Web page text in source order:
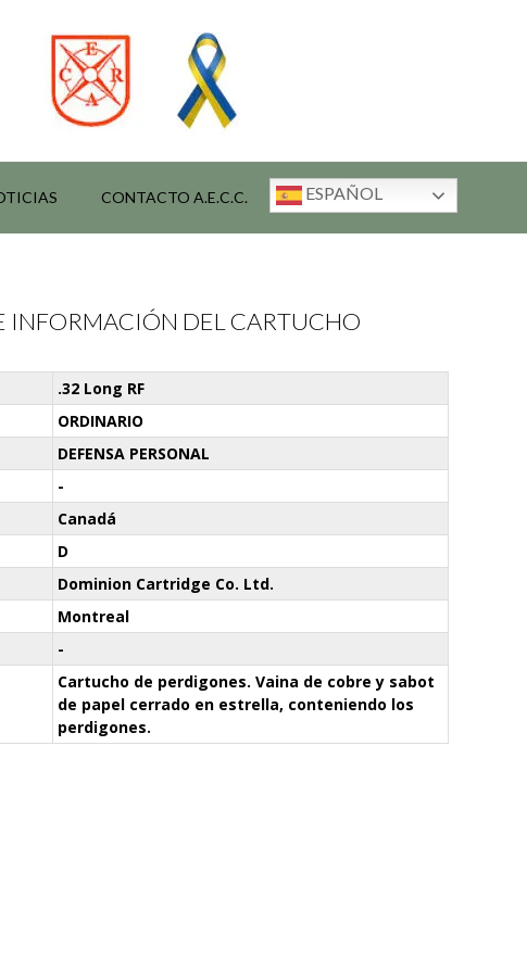
CONTACTO A.E.C.C. ESPAÑOL
INFORMACIÓN DEL CARTUCHO
.32 Long RF
ORDINARIO
DEFENSA PERSONAL
-
Canadá
D
Dominion Cartridge Co. Ltd.
Montreal
-
Cartucho de perdigones. Vaina de cobre y sabot
de papel cerrado en estrella, conteniendo los
perdigones.